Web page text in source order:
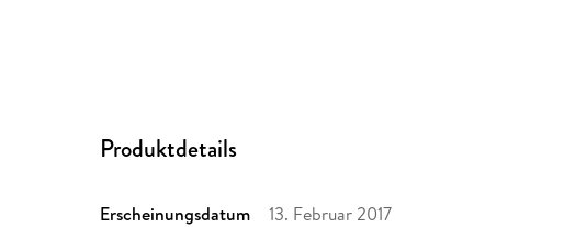
Produktdetails
Erscheinungsdatum 13. Februar 2017